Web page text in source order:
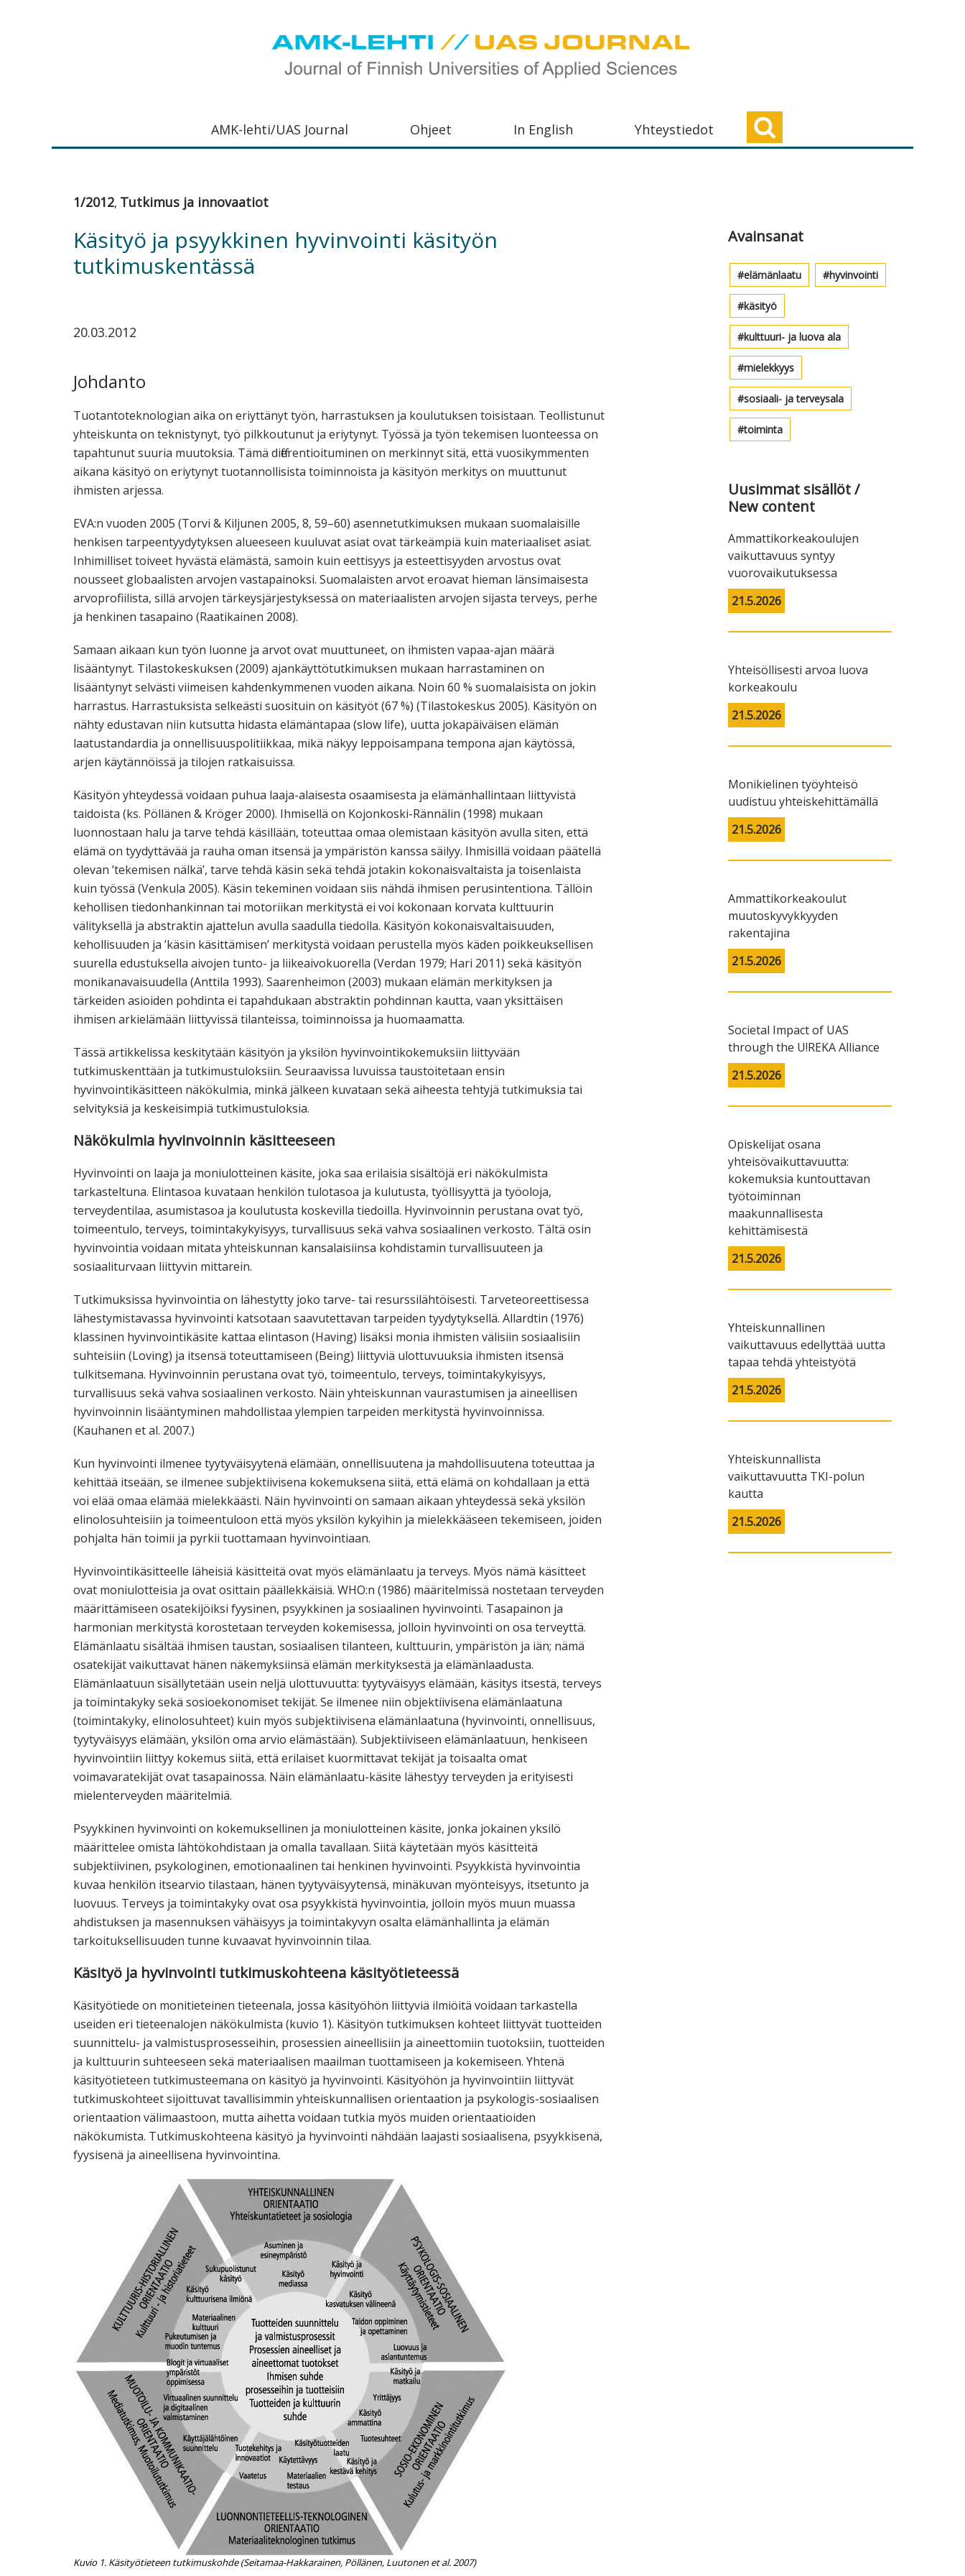
on
ammattikorkeakoulujen
viestittää
tutkimus-,
kiinnostuneille.
AMK-lehti/UAS Journal Ohjeet In English Yhteystiedot
1/2012, Tutkimus ja innovaatiot
Käsityö ja psyykkinen hyvinvointi käsityön
tutkimuskentässä
20.03.2012
Johdanto
Tuotantoteknologian aika on eriyttänyt työn, harrastuksen ja koulutuksen toisistaan. Teollistunut
yhteiskunta on teknistynyt, työ pilkkoutunut ja eriytynyt. Työssä ja työn tekemisen luonteessa on
tapahtunut suuria muutoksia. Tämä differentioituminen on merkinnyt sitä, että vuosikymmenten
aikana käsityö on eriytynyt tuotannollisista toiminnoista ja käsityön merkitys on muuttunut
ihmisten arjessa.
EVA:n vuoden 2005 (Torvi & Kiljunen 2005, 8, 59–60) asennetutkimuksen mukaan suomalaisille
henkisen tarpeentyydytyksen alueeseen kuuluvat asiat ovat tärkeämpiä kuin materiaaliset asiat.
Inhimilliset toiveet hyvästä elämästä, samoin kuin eettisyys ja esteettisyyden arvostus ovat
nousseet globaalisten arvojen vastapainoksi. Suomalaisten arvot eroavat hieman länsimaisesta
arvoprofiilista, sillä arvojen tärkeysjärjestyksessä on materiaalisten arvojen sijasta terveys, perhe
ja henkinen tasapaino (Raatikainen 2008).
Samaan aikaan kun työn luonne ja arvot ovat muuttuneet, on ihmisten vapaa-ajan määrä
lisääntynyt. Tilastokeskuksen (2009) ajankäyttötutkimuksen mukaan harrastaminen on
lisääntynyt selvästi viimeisen kahdenkymmenen vuoden aikana. Noin 60 % suomalaisista on jokin
harrastus. Harrastuksista selkeästi suosituin on käsityöt (67 %) (Tilastokeskus 2005). Käsityön on
nähty edustavan niin kutsutta hidasta elämäntapaa (slow life), uutta jokapäiväisen elämän
laatustandardia ja onnellisuuspolitiikkaa, mikä näkyy leppoisampana tempona ajan käytössä,
arjen käytännöissä ja tilojen ratkaisuissa.
Käsityön yhteydessä voidaan puhua laaja-alaisesta osaamisesta ja elämänhallintaan liittyvistä
taidoista (ks. Pöllänen & Kröger 2000). Ihmisellä on Kojonkoski-Rännälin (1998) mukaan
luonnostaan halu ja tarve tehdä käsillään, toteuttaa omaa olemistaan käsityön avulla siten, että
elämä on tyydyttävää ja rauha oman itsensä ja ympäristön kanssa säilyy. Ihmisillä voidaan päätellä
olevan ’tekemisen nälkä’, tarve tehdä käsin sekä tehdä jotakin kokonaisvaltaista ja toisenlaista
kuin työssä (Venkula 2005). Käsin tekeminen voidaan siis nähdä ihmisen perusintentiona. Tällöin
kehollisen tiedonhankinnan tai motoriikan merkitystä ei voi kokonaan korvata kulttuurin
välityksellä ja abstraktin ajattelun avulla saadulla tiedolla. Käsityön kokonaisvaltaisuuden,
kehollisuuden ja ’käsin käsittämisen’ merkitystä voidaan perustella myös käden poikkeuksellisen
suurella edustuksella aivojen tunto- ja liikeaivokuorella (Verdan 1979; Hari 2011) sekä käsityön
monikanavaisuudella (Anttila 1993). Saarenheimon (2003) mukaan elämän merkityksen ja
tärkeiden asioiden pohdinta ei tapahdukaan abstraktin pohdinnan kautta, vaan yksittäisen
ihmisen arkielämään liittyvissä tilanteissa, toiminnoissa ja huomaamatta.
Tässä artikkelissa keskitytään käsityön ja yksilön hyvinvointikokemuksiin liittyvään
tutkimuskenttään ja tutkimustuloksiin. Seuraavissa luvuissa taustoitetaan ensin
hyvinvointikäsitteen näkökulmia, minkä jälkeen kuvataan sekä aiheesta tehtyjä tutkimuksia tai
selvityksiä ja keskeisimpiä tutkimustuloksia.
Näkökulmia hyvinvoinnin käsitteeseen
Hyvinvointi on laaja ja moniulotteinen käsite, joka saa erilaisia sisältöjä eri näkökulmista
tarkasteltuna. Elintasoa kuvataan henkilön tulotasoa ja kulutusta, työllisyyttä ja työoloja,
terveydentilaa, asumistasoa ja koulutusta koskevilla tiedoilla. Hyvinvoinnin perustana ovat työ,
toimeentulo, terveys, toimintakykyisyys, turvallisuus sekä vahva sosiaalinen verkosto. Tältä osin
hyvinvointia voidaan mitata yhteiskunnan kansalaisiinsa kohdistamin turvallisuuteen ja
sosiaaliturvaan liittyvin mittarein.
Tutkimuksissa hyvinvointia on lähestytty joko tarve- tai resurssilähtöisesti. Tarveteoreettisessa
lähestymistavassa hyvinvointi katsotaan saavutettavan tarpeiden tyydytyksellä. Allardtin (1976)
klassinen hyvinvointikäsite kattaa elintason (Having) lisäksi monia ihmisten välisiin sosiaalisiin
suhteisiin (Loving) ja itsensä toteuttamiseen (Being) liittyviä ulottuvuuksia ihmisten itsensä
tulkitsemana. Hyvinvoinnin perustana ovat työ, toimeentulo, terveys, toimintakykyisyys,
turvallisuus sekä vahva sosiaalinen verkosto. Näin yhteiskunnan vaurastumisen ja aineellisen
hyvinvoinnin lisääntyminen mahdollistaa ylempien tarpeiden merkitystä hyvinvoinnissa.
(Kauhanen et al. 2007.)
Kun hyvinvointi ilmenee tyytyväisyytenä elämään, onnellisuutena ja mahdollisuutena toteuttaa ja
kehittää itseään, se ilmenee subjektiivisena kokemuksena siitä, että elämä on kohdallaan ja että
voi elää omaa elämää mielekkäästi. Näin hyvinvointi on samaan aikaan yhteydessä sekä yksilön
elinolosuhteisiin ja toimeentuloon että myös yksilön kykyihin ja mielekkääseen tekemiseen, joiden
pohjalta hän toimii ja pyrkii tuottamaan hyvinvointiaan.
Hyvinvointikäsitteelle läheisiä käsitteitä ovat myös elämänlaatu ja terveys. Myös nämä käsitteet
ovat moniulotteisia ja ovat osittain päällekkäisiä. WHO:n (1986) määritelmissä nostetaan terveyden
määrittämiseen osatekijöiksi fyysinen, psyykkinen ja sosiaalinen hyvinvointi. Tasapainon ja
harmonian merkitystä korostetaan terveyden kokemisessa, jolloin hyvinvointi on osa terveyttä.
Elämänlaatu sisältää ihmisen taustan, sosiaalisen tilanteen, kulttuurin, ympäristön ja iän; nämä
osatekijät vaikuttavat hänen näkemyksiinsä elämän merkityksestä ja elämänlaadusta.
Elämänlaatuun sisällytetään usein neljä ulottuvuutta: tyytyväisyys elämään, käsitys itsestä, terveys
ja toimintakyky sekä sosioekonomiset tekijät. Se ilmenee niin objektiivisena elämänlaatuna
(toimintakyky, elinolosuhteet) kuin myös subjektiivisena elämänlaatuna (hyvinvointi, onnellisuus,
tyytyväisyys elämään, yksilön oma arvio elämästään). Subjektiiviseen elämänlaatuun, henkiseen
hyvinvointiin liittyy kokemus siitä, että erilaiset kuormittavat tekijät ja toisaalta omat
voimavaratekijät ovat tasapainossa. Näin elämänlaatu-käsite lähestyy terveyden ja erityisesti
mielenterveyden määritelmiä.
Psyykkinen hyvinvointi on kokemuksellinen ja moniulotteinen käsite, jonka jokainen yksilö
määrittelee omista lähtökohdistaan ja omalla tavallaan. Siitä käytetään myös käsitteitä
subjektiivinen, psykologinen, emotionaalinen tai henkinen hyvinvointi. Psyykkistä hyvinvointia
kuvaa henkilön itsearvio tilastaan, hänen tyytyväisyytensä, minäkuvan myönteisyys, itsetunto ja
luovuus. Terveys ja toimintakyky ovat osa psyykkistä hyvinvointia, jolloin myös muun muassa
ahdistuksen ja masennuksen vähäisyys ja toimintakyvyn osalta elämänhallinta ja elämän
tarkoituksellisuuden tunne kuvaavat hyvinvoinnin tilaa.
Käsityö ja hyvinvointi tutkimuskohteena käsityötieteessä
Käsityötiede on monitieteinen tieteenala, jossa käsityöhön liittyviä ilmiöitä voidaan tarkastella
useiden eri tieteenalojen näkökulmista (kuvio 1). Käsityön tutkimuksen kohteet liittyvät tuotteiden
suunnittelu- ja valmistusprosesseihin, prosessien aineellisiin ja aineettomiin tuotoksiin, tuotteiden
ja kulttuurin suhteeseen sekä materiaalisen maailman tuottamiseen ja kokemiseen. Yhtenä
käsityötieteen tutkimusteemana on käsityö ja hyvinvointi. Käsityöhön ja hyvinvointiin liittyvät
tutkimuskohteet sijoittuvat tavallisimmin yhteiskunnallisen orientaation ja psykologis-sosiaalisen
orientaation välimaastoon, mutta aihetta voidaan tutkia myös muiden orientaatioiden
näkökumista. Tutkimuskohteena käsityö ja hyvinvointi nähdään laajasti sosiaalisena, psyykkisenä,
fyysisenä ja aineellisena hyvinvointina.
Kuvio 1. Käsityötieteen tutkimuskohde (Seitamaa-Hakkarainen, Pöllänen, Luutonen et al. 2007)
Avainsanat
elämänlaatu hyvinvointi
käsityö
kulttuuri- ja luova ala
mielekkyys
sosiaali- ja terveysala
toiminta
Uusimmat sisällöt /
New content
Ammattikorkeakoulujen
vaikuttavuus syntyy
vuorovaikutuksessa
21.5.2026
Yhteisöllisesti arvoa luova
korkeakoulu
21.5.2026
Monikielinen työyhteisö
uudistuu yhteiskehittämällä
21.5.2026
Ammattikorkeakoulut
muutoskyvykkyyden
rakentajina
21.5.2026
Societal Impact of UAS
through the U!REKA Alliance
21.5.2026
Opiskelijat osana
yhteisövaikuttavuutta:
kokemuksia kuntouttavan
työtoiminnan
maakunnallisesta
kehittämisestä
21.5.2026
Yhteiskunnallinen
vaikuttavuus edellyttää uutta
tapaa tehdä yhteistyötä
21.5.2026
Yhteiskunnallista
vaikuttavuutta TKI-polun
kautta
21.5.2026